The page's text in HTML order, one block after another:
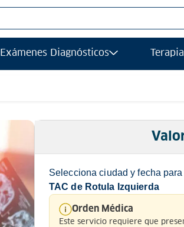
Exámenes Diagnósticos Terapia
Selecciona ciudad y fecha
TAC de Rotula Izquierda
Orden Médica
Este servicio requiere que